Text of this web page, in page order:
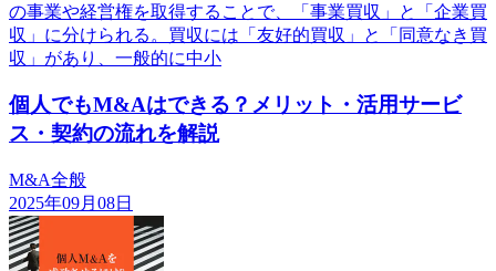
の事業や経営権を取得することで、「事業買収」と「企業買
収」に分けられる。買収には「友好的買収」と「同意なき買
収」があり、一般的に中小
個人でもM&Aはできる？メリット・活用サービ
ス・契約の流れを解説
M&A全般
2025年09月08日